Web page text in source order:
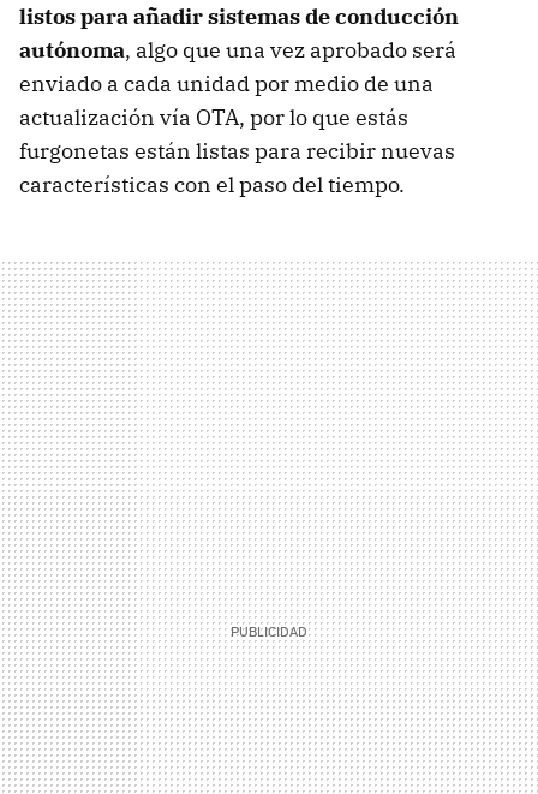
listos para añadir sistemas de conducción
autónoma, algo que una vez aprobado será
enviado a cada unidad por medio de una
actualización vía OTA, por lo que estás
furgonetas están listas para recibir nuevas
características con el paso del tiempo.